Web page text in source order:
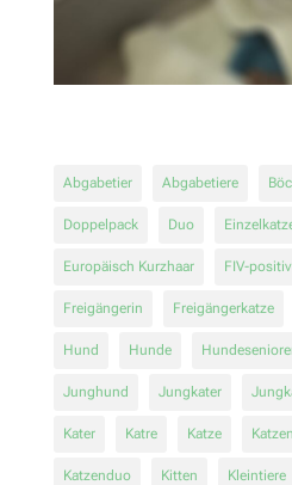
Abgabetier Abgabetiere
Doppelpack Duo
Europäisch Kurzhaar FIV-positiv
Freigängerin Freigängerkatze
Hund Hunde
Junghund Jungkater
Kater Katre Katze Katzen
Katzenduo Kitten Kleintiere